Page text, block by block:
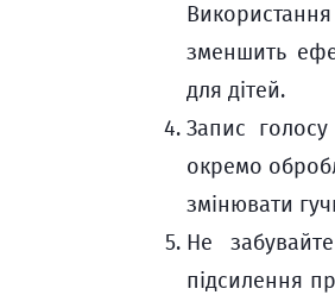
зменшить
для дітей.
Запис
окремо
змінювати
Не
підсилення